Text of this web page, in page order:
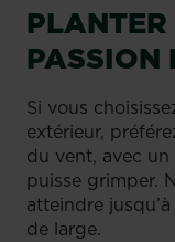
PASSION
Si vous
extérieur,
du vent, avec
puisse grimper.
atteindre
de large.